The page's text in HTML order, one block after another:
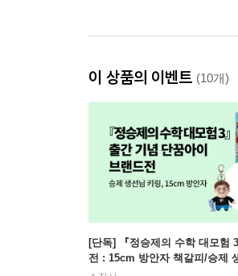
이 상품의 이벤트 (10개)
[단독] 『정승제의 수학 대모험
전 : 15cm 방안자 책갈피/승제